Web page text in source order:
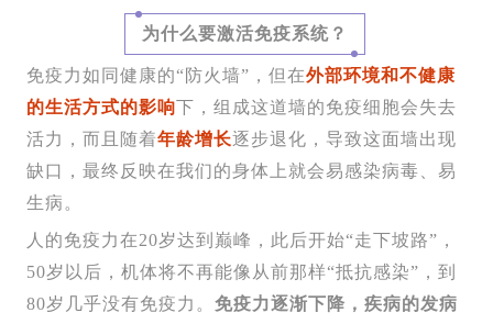
为什么要激活免疫系统？
免疫力如同健康的“防火墙”，但在外部环境和不健康
的生活方式的影响下，组成这道墙的免疫细胞会失去
活力，而且随着年龄增长逐步退化，导致这面墙出现
缺口，最终反映在我们的身体上就会易感染病毒、易
生病。
人的免疫力在20岁达到巅峰，此后开始“走下坡路”，
50岁以后，机体将不再能像从前那样“抵抗感染”，到
80岁几乎没有免疫力。 免疫力逐渐下降，疾病的发病